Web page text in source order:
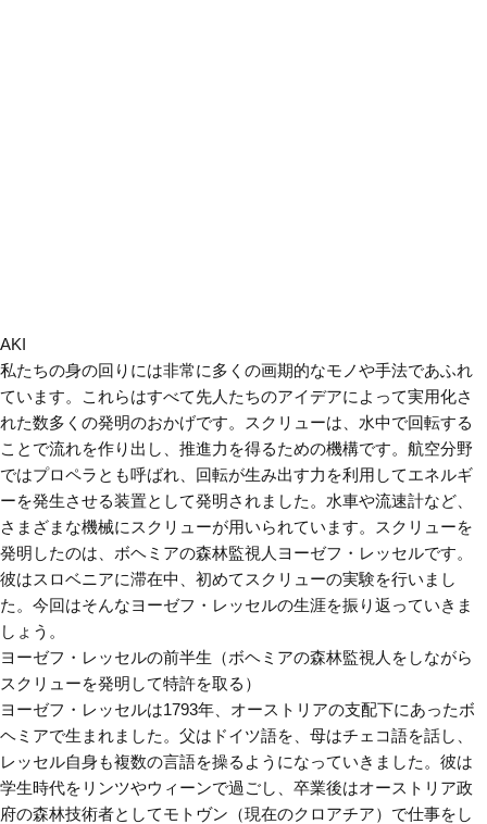
AKI
私たちの身の回りには非常に多くの画期的なモノや手法であふれ
ています。これらはすべて先人たちのアイデアによって実用化さ
れた数多くの発明のおかげです。スクリューは、水中で回転する
ことで流れを作り出し、推進力を得るための機構です。航空分野
ではプロペラとも呼ばれ、回転が生み出す力を利用してエネルギ
ーを発生させる装置として発明されました。水車や流速計など、
さまざまな機械にスクリューが用いられています。スクリューを
発明したのは、ボヘミアの森林監視人ヨーゼフ・レッセルです。
彼はスロベニアに滞在中、初めてスクリューの実験を行いまし
た。今回はそんなヨーゼフ・レッセルの生涯を振り返っていきま
しょう。
ヨーゼフ・レッセルの前半生（ボヘミアの森林監視人をしながら
スクリューを発明して特許を取る）
ヨーゼフ・レッセルは1793年、オーストリアの支配下にあったボ
ヘミアで生まれました。父はドイツ語を、母はチェコ語を話し、
レッセル自身も複数の言語を操るようになっていきました。彼は
学生時代をリンツやウィーンで過ごし、卒業後はオーストリア政
府の森林技術者としてモトヴン（現在のクロアチア）で仕事をし